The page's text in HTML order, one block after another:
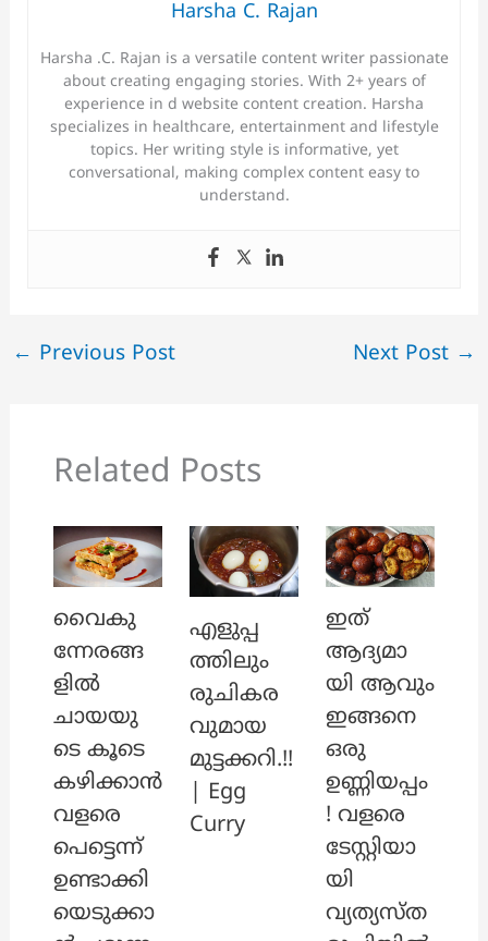
Harsha C. Rajan
Harsha .C. Rajan is a versatile content writer passionate
about creating engaging stories. With 2+ years of
experience in d website content creation. Harsha
specializes in healthcare, entertainment and lifestyle
topics. Her writing style is informative, yet
conversational, making complex content easy to
understand.
← Previous Post Next Post →
Related Posts
വൈകു
ന്നേരങ്ങ
ളിൽ
ചായയു
ടെ കൂടെ
കഴിക്കാൻ
വളരെ
പെട്ടെന്ന്
ഉണ്ടാക്കി
യെടുക്കാ
എളുപ്പ
ത്തിലും
രുചികര
വുമായ
മുട്ടക്കറി.!!
| Egg
Curry
ഇത്
ആദ്യമാ
യി ആവും
ഇങ്ങനെ
ഒരു
ഉണ്ണിയപ്പം
! വളരെ
ടേസ്റ്റിയാ
യി
വ്യത്യസ്ത